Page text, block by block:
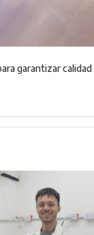
garantizar